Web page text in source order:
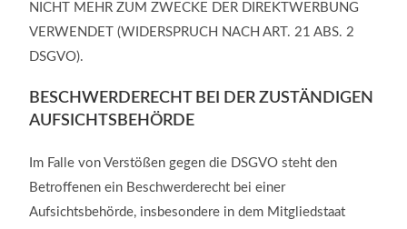
NICHT MEHR ZUM ZWECKE DER DIREKTWERBUNG
VERWENDET (WIDERSPRUCH NACH ART. 21 ABS. 2
DSGVO).
BESCHWERDE­RECHT BEI DER ZUSTÄNDIGEN
AUFSICHTS­BEHÖRDE
Im Falle von Verstößen gegen die DSGVO steht den
Betroffenen ein Beschwerderecht bei einer
Aufsichtsbehörde, insbesondere in dem Mitgliedstaat